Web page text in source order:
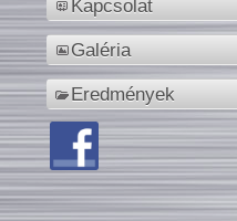
Kapcsolat
Galéria
Eredmények